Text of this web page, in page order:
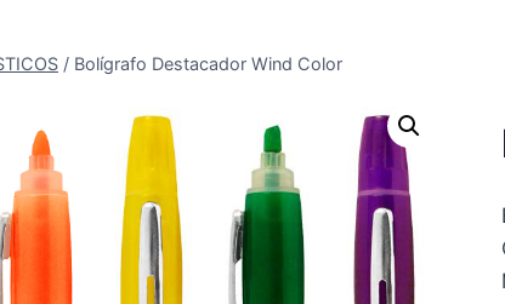
/ Bolígrafo Destacador Wind Color